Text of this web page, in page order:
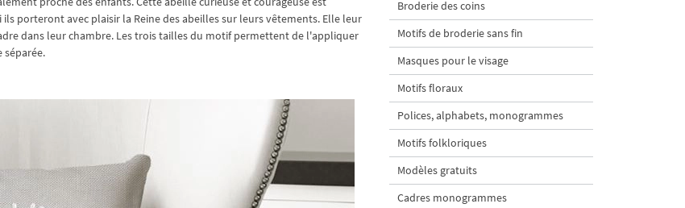
porteront avec plaisir la Reine des abeilles sur leurs vêtements. Elle leur
dans leur chambre. Les trois tailles du motif permettent de l'appliquer
séparée.
Broderie des coins
Motifs de broderie sans fin
Masques pour le visage
Motifs floraux
Polices, alphabets, monogrammes
Motifs folkloriques
Modèles gratuits
Cadres monogrammes